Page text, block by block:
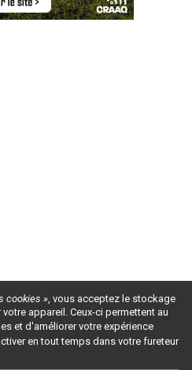
cookies », vous acceptez le stockage
appareil. Ceux-ci permettent au
et d'améliorer votre expérience
en tout temps dans votre fureteur